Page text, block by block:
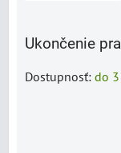
Ukončenie
Dostupnosť: do